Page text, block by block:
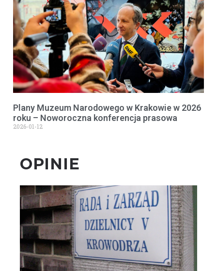
Plany Muzeum Narodowego w Krakowie w 2026
roku – Noworoczna konferencja prasowa
2026-01-12
OPINIE